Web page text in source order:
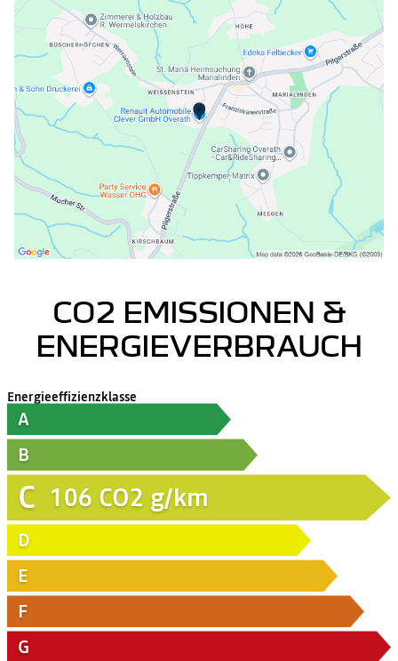
CO2 EMISSIONEN &
ENERGIEVERBRAUCH
Energieeffizienzklasse
A
B
C 106 CO2 g/km
D
E
F
G